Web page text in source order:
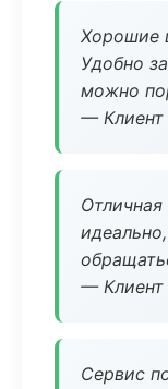
Хорошие
Удобно
можно
— Клиент
— Клиент
Сервис